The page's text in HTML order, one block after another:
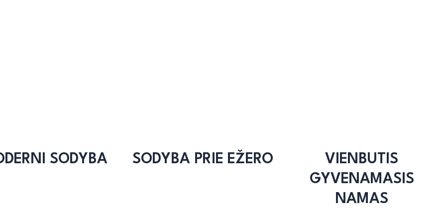
SODYBA SODYBA PRIE EŽERO
VIENBUTIS
GYVENAMASIS
NAMAS